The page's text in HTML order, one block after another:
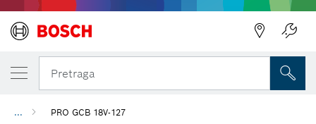
Pretraga
... PRO GCB 18V-127